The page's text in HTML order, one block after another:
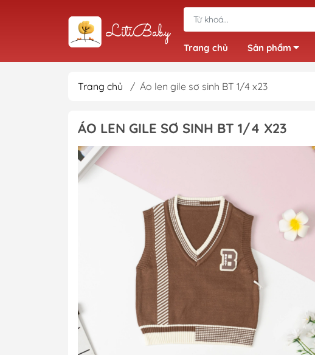
Trang chủ Sản phẩm
Quần bé trai
Trang chủ / Áo len gile sơ sinh BT 1/4 x23
ÁO LEN GILE SƠ SINH BT 1/4 X23